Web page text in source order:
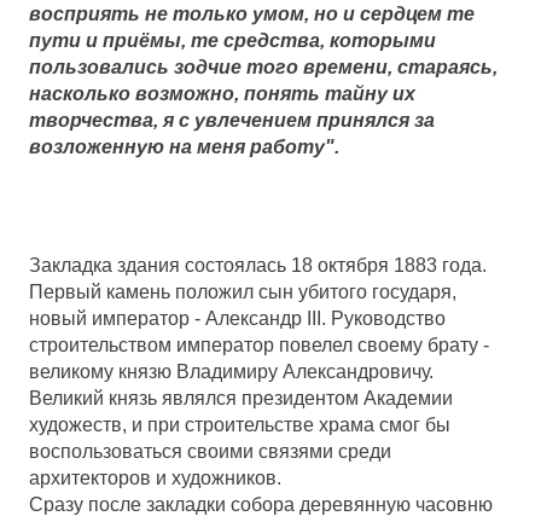
восприять не только умом, но и сердцем те
пути и приёмы, те средства, которыми
пользовались зодчие того времени, стараясь,
насколько возможно, понять тайну их
творчества, я с увлечением принялся за
возложенную на меня работу".
Закладка здания состоялась 18 октября 1883 года.
Первый камень положил сын убитого государя,
новый император - Александр III. Руководство
строительством император повелел своему брату -
великому князю Владимиру Александровичу.
Великий князь являлся президентом Академии
художеств, и при строительстве храма смог бы
воспользоваться своими связями среди
архитекторов и художников.
Сразу после закладки собора деревянную часовню